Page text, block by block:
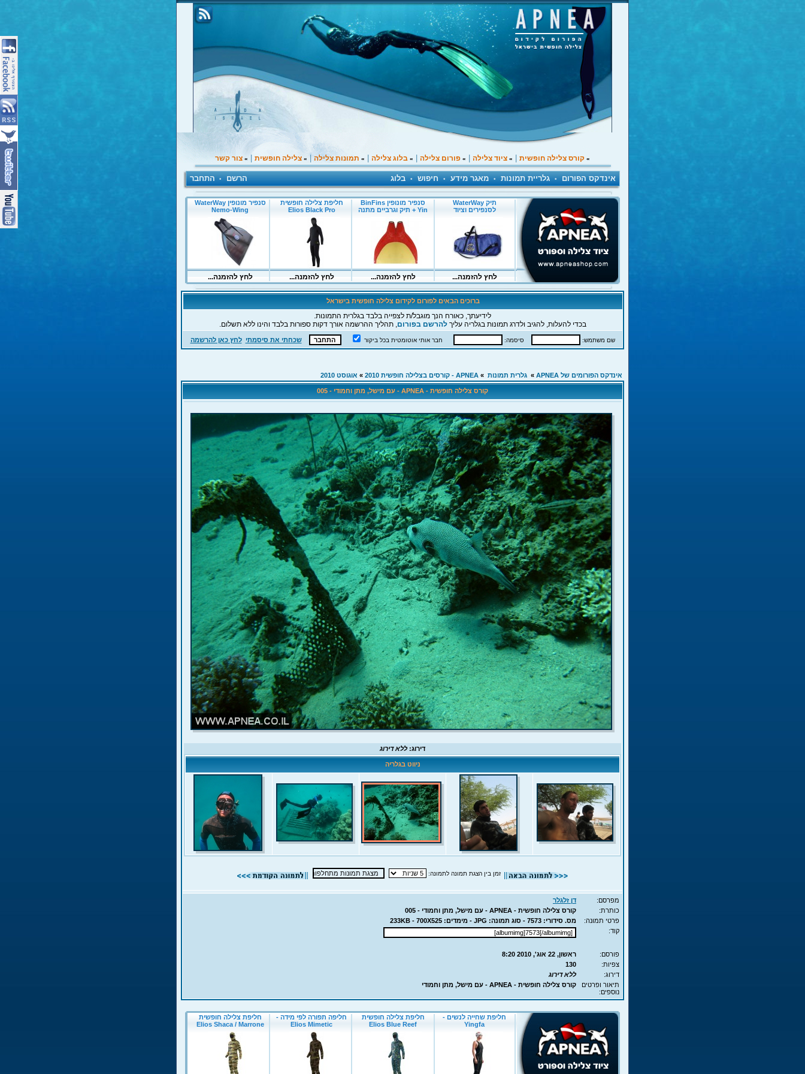
» קורס צלילה חופשית |
» ציוד צלילה |
» פורום צלילה |
» בלוג צלילה |
» תמונות צלילה |
» צלילה חופשית |
» צור קשר
אינדקס הפורום • גלריית תמונות • מאגר מידע • חיפוש • בלוג הרשם • התחבר
ברוכים הבאים לפורום לקידום צלילה חופשית בישראל
לידיעתך, כאורח הנך מוגבל/ת לצפייה בלבד בגלרית התמונות.
בכדי להעלות, להגיב ולדרג תמונות בגלריה עליךלהרשם בפורום, תהליך ההרשמה אורך דקות ספורות בלבד והינו ללא תשלום.
שם משתמש: סיסמה: חבר אותי אוטומטית בכל ביקור שכחתי את סיסמתי לחץ כאן להרשמה
אינדקס הפורומים של APNEA » גלרית תמונות » APNEA - קורסים בצלילה חופשית 2010 » אוגוסט 2010
קורס צלילה חופשית - APNEA - עם מישל, מתן וחמודי - 005
דירוג:ללא דירוג
ניווט בגלריה
זמן בין הצגת תמונה לתמונה:
מפרסם:
דן זלגלר
כותרת:
קורס צלילה חופשית - APNEA - עם מישל, מתן וחמודי - 005
פרטי תמונה:
מס. סידורי: 7573 - סוג תמונה: JPG - מימדים: 233KB - 700X525
קוד:
פורסם:
ראשון, 22 אוג', 2010 8:20
צפיות:
130
דירוג:
ללא דירוג
תיאור ופרטים
נוספים:
קורס צלילה חופשית - APNEA - עם מישל, מתן וחמודי